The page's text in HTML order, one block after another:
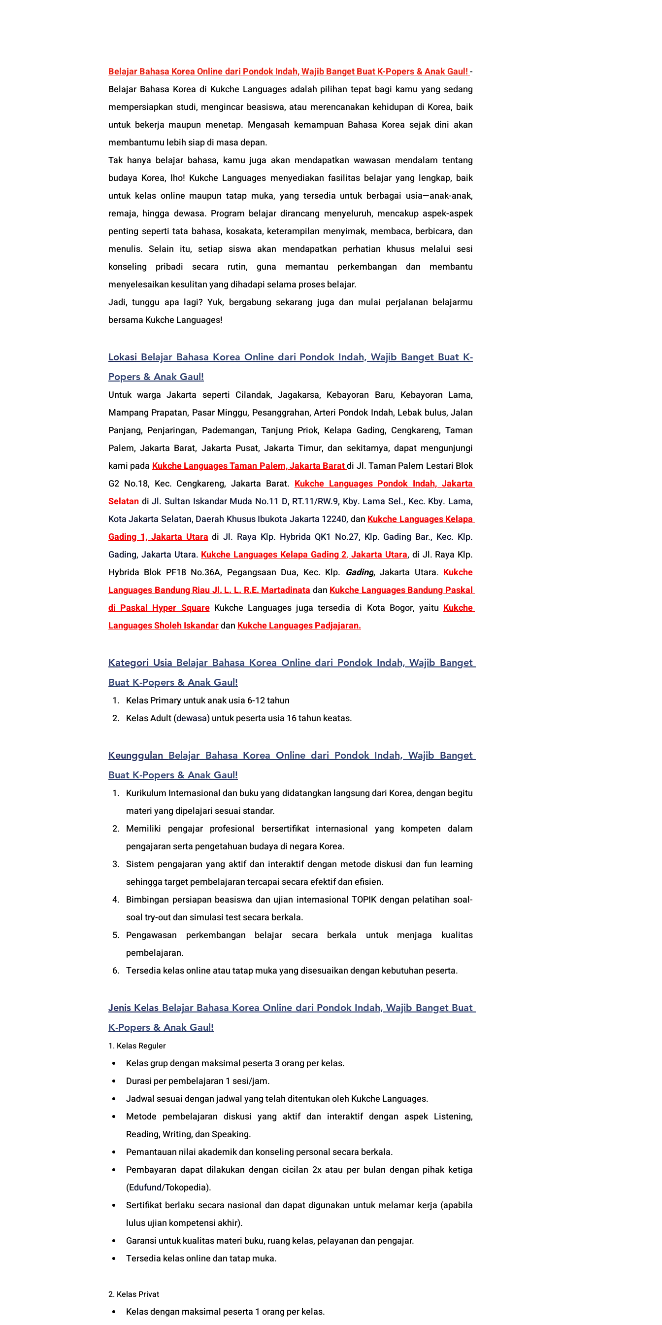
Belajar Bahasa Korea Online dari Pondok Indah, Wajib Banget Buat K-Popers & Anak Gaul! -
Belajar Bahasa Korea di Kukche Languages adalah pilihan tepat bagi kamu yang sedang
mempersiapkan studi, mengincar beasiswa, atau merencanakan kehidupan di Korea, baik
untuk bekerja maupun menetap. Mengasah kemampuan Bahasa Korea sejak dini akan
membantumu lebih siap di masa depan.
Tak hanya belajar bahasa, kamu juga akan mendapatkan wawasan mendalam tentang
budaya Korea, lho! Kukche Languages menyediakan fasilitas belajar yang lengkap, baik
untuk kelas online maupun tatap muka, yang tersedia untuk berbagai usia—anak-anak,
remaja, hingga dewasa. Program belajar dirancang menyeluruh, mencakup aspek-aspek
penting seperti tata bahasa, kosakata, keterampilan menyimak, membaca, berbicara, dan
menulis. Selain itu, setiap siswa akan mendapatkan perhatian khusus melalui sesi
konseling pribadi secara rutin, guna memantau perkembangan dan membantu
menyelesaikan kesulitan yang dihadapi selama proses belajar.
Jadi, tunggu apa lagi? Yuk, bergabung sekarang juga dan mulai perjalanan belajarmu
bersama Kukche Languages!
Lokasi Belajar Bahasa Korea Online dari Pondok Indah, Wajib Banget Buat K-
Popers & Anak Gaul!
Untuk warga Jakarta seperti Cilandak, Jagakarsa, Kebayoran Baru, Kebayoran Lama,
Mampang Prapatan, Pasar Minggu, Pesanggrahan, Arteri Pondok Indah, Lebak bulus, Jalan
Panjang, Penjaringan, Pademangan, Tanjung Priok, Kelapa Gading, Cengkareng, Taman
Palem, Jakarta Barat, Jakarta Pusat, Jakarta Timur, dan sekitarnya, dapat mengunjungi
kami pada Kukche Languages Taman Palem, Jakarta Barat di Jl. Taman Palem Lestari Blok
G2 No.18, Kec. Cengkareng, Jakarta Barat. Kukche Languages Pondok Indah, Jakarta
Selatan di Jl. Sultan Iskandar Muda No.11 D, RT.11/RW.9, Kby. Lama Sel., Kec. Kby. Lama,
Kota Jakarta Selatan, Daerah Khusus Ibukota Jakarta 12240, dan Kukche Languages Kelapa
Gading 1, Jakarta Utara di Jl. Raya Klp. Hybrida QK1 No.27, Klp. Gading Bar., Kec. Klp.
Gading, Jakarta Utara. Kukche Languages Kelapa Gading 2, Jakarta Utara, di Jl. Raya Klp.
Hybrida Blok PF18 No.36A, Pegangsaan Dua, Kec. Klp. Gading, Jakarta Utara. Kukche
Languages Bandung Riau Jl. L. L. R.E. Martadinatadan Kukche Languages Bandung Paskal
di Paskal Hyper Square Kukche Languages juga tersedia di Kota Bogor, yaitu Kukche
Languages Sholeh Iskandar dan Kukche Languages Padjajaran.
Kategori Usia Belajar Bahasa Korea Online dari Pondok Indah, Wajib Banget
Buat K-Popers & Anak Gaul!
Kelas Primary untuk anak usia 6-12 tahun
Kelas Adult (dewasa) untuk peserta usia 16 tahun keatas.
Keunggulan Belajar Bahasa Korea Online dari Pondok Indah, Wajib Banget
Buat K-Popers & Anak Gaul!
Kurikulum Internasional dan buku yang didatangkan langsung dari Korea, dengan begitu
materi yang dipelajari sesuai standar.
Memiliki pengajar profesional bersertifikat internasional yang kompeten dalam
pengajaran serta pengetahuan budaya di negara Korea.
Sistem pengajaran yang aktif dan interaktif dengan metode diskusi dan fun learning
sehingga target pembelajaran tercapai secara efektif dan efisien.
Bimbingan persiapan beasiswa dan ujian internasional TOPIK dengan pelatihan soal-
soal try-out dan simulasi test secara berkala.
Pengawasan perkembangan belajar secara berkala untuk menjaga kualitas
pembelajaran.
Tersedia kelas online atau tatap muka yang disesuaikan dengan kebutuhan peserta.
Jenis Kelas Belajar Bahasa Korea Online dari Pondok Indah, Wajib Banget Buat
K-Popers & Anak Gaul!
1. Kelas Reguler
Kelas grup dengan maksimal peserta 3 orang per kelas.
Durasi per pembelajaran 1 sesi/jam.
Jadwal sesuai dengan jadwal yang telah ditentukan oleh Kukche Languages.
Metode pembelajaran diskusi yang aktif dan interaktif dengan aspek Listening,
Reading, Writing, dan Speaking.
Pemantauan nilai akademik dan konseling personal secara berkala.
Pembayaran dapat dilakukan dengan cicilan 2x atau per bulan dengan pihak ketiga
(Edufund/Tokopedia).
Sertifikat berlaku secara nasional dan dapat digunakan untuk melamar kerja (apabila
lulus ujian kompetensi akhir).
Garansi untuk kualitas materi buku, ruang kelas, pelayanan dan pengajar.
Tersedia kelas online dan tatap muka.
2. Kelas Privat
Kelas dengan maksimal peserta 1 orang per kelas.